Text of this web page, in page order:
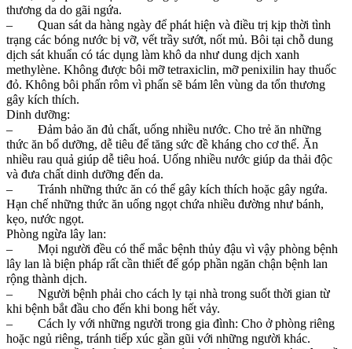
thương da do gãi ngứa.
– Quan sát da hàng ngày để phát hiện và điều trị kịp thời tình
trạng các bóng nước bị vỡ, vết trầy sướt, nốt mủ. Bôi tại chỗ dung
dịch sát khuẩn có tác dụng làm khô da như dung dịch xanh
methylène. Không được bôi mỡ tetraxiclin, mỡ penixilin hay thuốc
đỏ. Không bôi phấn rôm vì phấn sẽ bám lên vùng da tổn thương
gây kích thích.
Dinh dưỡng:
– Đảm bảo ăn đủ chất, uống nhiều nước. Cho trẻ ăn những
thức ăn bổ dưỡng, dễ tiêu để tăng sức đề kháng cho cơ thể. Ăn
nhiều rau quả giúp dễ tiêu hoá. Uống nhiều nước giúp da thải độc
và đưa chất dinh dưỡng đến da.
– Tránh những thức ăn có thể gây kích thích hoặc gây ngứa.
Hạn chế những thức ăn uống ngọt chứa nhiều đường như bánh,
kẹo, nước ngọt.
Phòng ngừa lây lan:
– Mọi người đều có thể mắc bệnh thủy đậu vì vậy phòng bệnh
lây lan là biện pháp rất cần thiết để góp phần ngăn chận bệnh lan
rộng thành dịch.
– Người bệnh phải cho cách ly tại nhà trong suốt thời gian từ
khi bệnh bắt đầu cho đến khi bong hết vảy.
– Cách ly với những người trong gia đình: Cho ở phòng riêng
hoặc ngủ riêng, tránh tiếp xúc gần gũi với những người khác.